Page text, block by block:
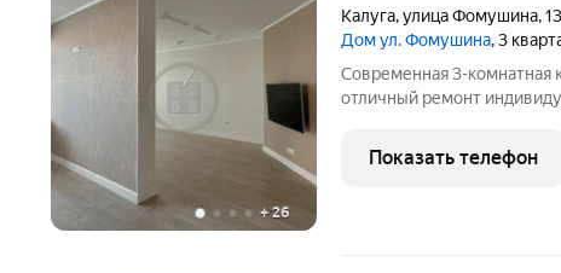
+ 26
Калуга,улица Фомушина,13
Дом ул. Фомушина, 3
Современная 3-комнатная
отличный ремонт индивидуальные счётчики тепла (дом с
благоустроенная
квартира по адресу: улица
Показать телефон